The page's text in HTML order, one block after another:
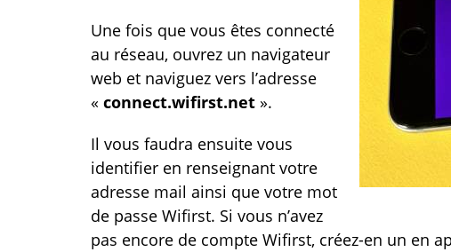
Une fois que vous êtes connecté
au réseau, ouvrez un navigateur
web et naviguez vers l’adresse
« connect.wifirst.net ».
Il vous faudra ensuite vous
identifier en renseignant votre
adresse mail ainsi que votre mot
de passe Wifirst. Si vous n’avez
pas encore de compte Wifirst, créez-en un en